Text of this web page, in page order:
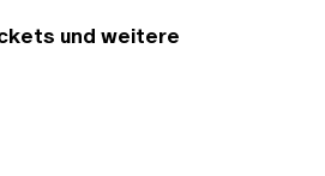
und weitere